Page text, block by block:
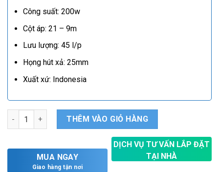
Công suất: 200w
Cột áp: 21 – 9m
Lưu lượng: 45 l/p
Họng hút xả: 25mm
Xuất xứ: Indonesia
Máy bơm chân không Panasonic GP-200JXK số lượng
THÊM VÀO GIỎ HÀNG
MUA NGAY
Giao hàng tận nơi
DỊCH VỤ TƯ VẤN LẮP ĐẶT
TẠI NHÀ